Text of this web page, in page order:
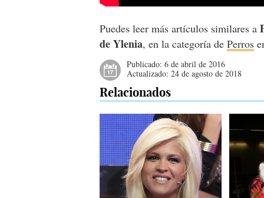
Puedes leer más artículos similares a
de Ylenia, en la categoría dePerros
Publicado:6 de abril de 2016
Actualizado:24 de agosto de 2018
Relacionados